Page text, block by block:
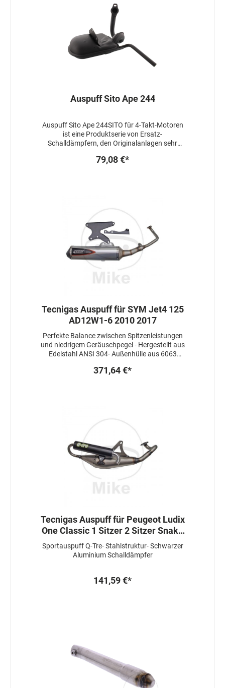
Auspuff Sito Ape 244
Auspuff Sito Ape 244SITO für 4-Takt-Motoren
ist eine Produktserie von Ersatz-
Schalldämpfern, den Originalanlagen sehr
Materialien und mit hohem Qualitätsanspruch
79,08 €*
Tecnigas Auspuff für SYM Jet4 125
AD12W1-6 2010 2017
Perfekte Balance zwischen Spitzenleistungen
und niedrigem Geräuschpegel - Hergestellt aus
Edelstahl ANSI 304- Außenhülle aus 6063
371,64 €*
Tecnigas Auspuff für Peugeot Ludix
One Classic 1 Sitzer 2 Sitzer Snake
50
Sportauspuff Q-Tre- Stahlstruktur- Schwarzer
Aluminium Schalldämpfer
141,59 €*